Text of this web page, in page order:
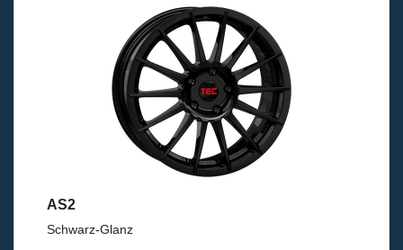
AS2
Schwarz-Glanz